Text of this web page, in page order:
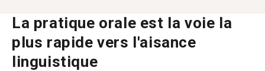
La pratique orale est la voie la
plus rapide vers l'aisance
linguistique